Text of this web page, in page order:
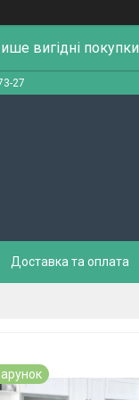
вигідні покупки
27
Доставка та оплата